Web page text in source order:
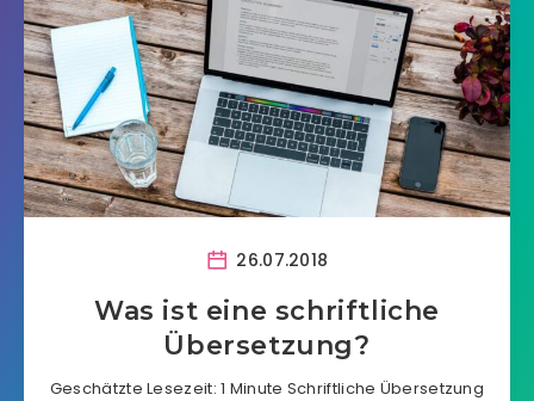
26.07.2018
Was ist eine schriftliche
Übersetzung?
Geschätzte Lesezeit: 1 Minute Schriftliche Übersetzung